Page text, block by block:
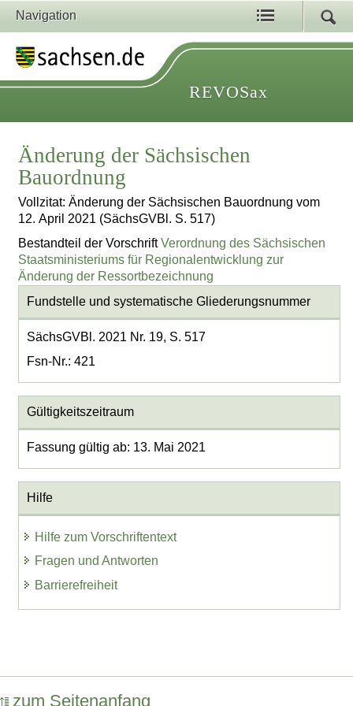
Navigation
REVOSax
Änderung der Sächsischen
Bauordnung
Vollzitat: Änderung der Sächsischen Bauordnung vom
12. April 2021 (SächsGVBl. S. 517)
Bestandteil der VorschriftVerordnung des Sächsischen
Staatsministeriums für Regionalentwicklung zur
Änderung der Ressortbezeichnung
Fundstelle und systematische Gliederungsnummer
SächsGVBl. 2021 Nr. 19, S. 517
Fsn-Nr.: 421
Gültigkeitszeitraum
Fassung gültig ab: 13. Mai 2021
Hilfe
Hilfe zum Vorschriftentext
Fragen und Antworten
Barrierefreiheit
zum Seitenanfang